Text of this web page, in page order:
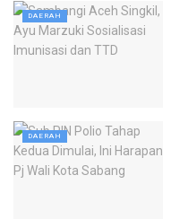
DAERAH
DAERAH